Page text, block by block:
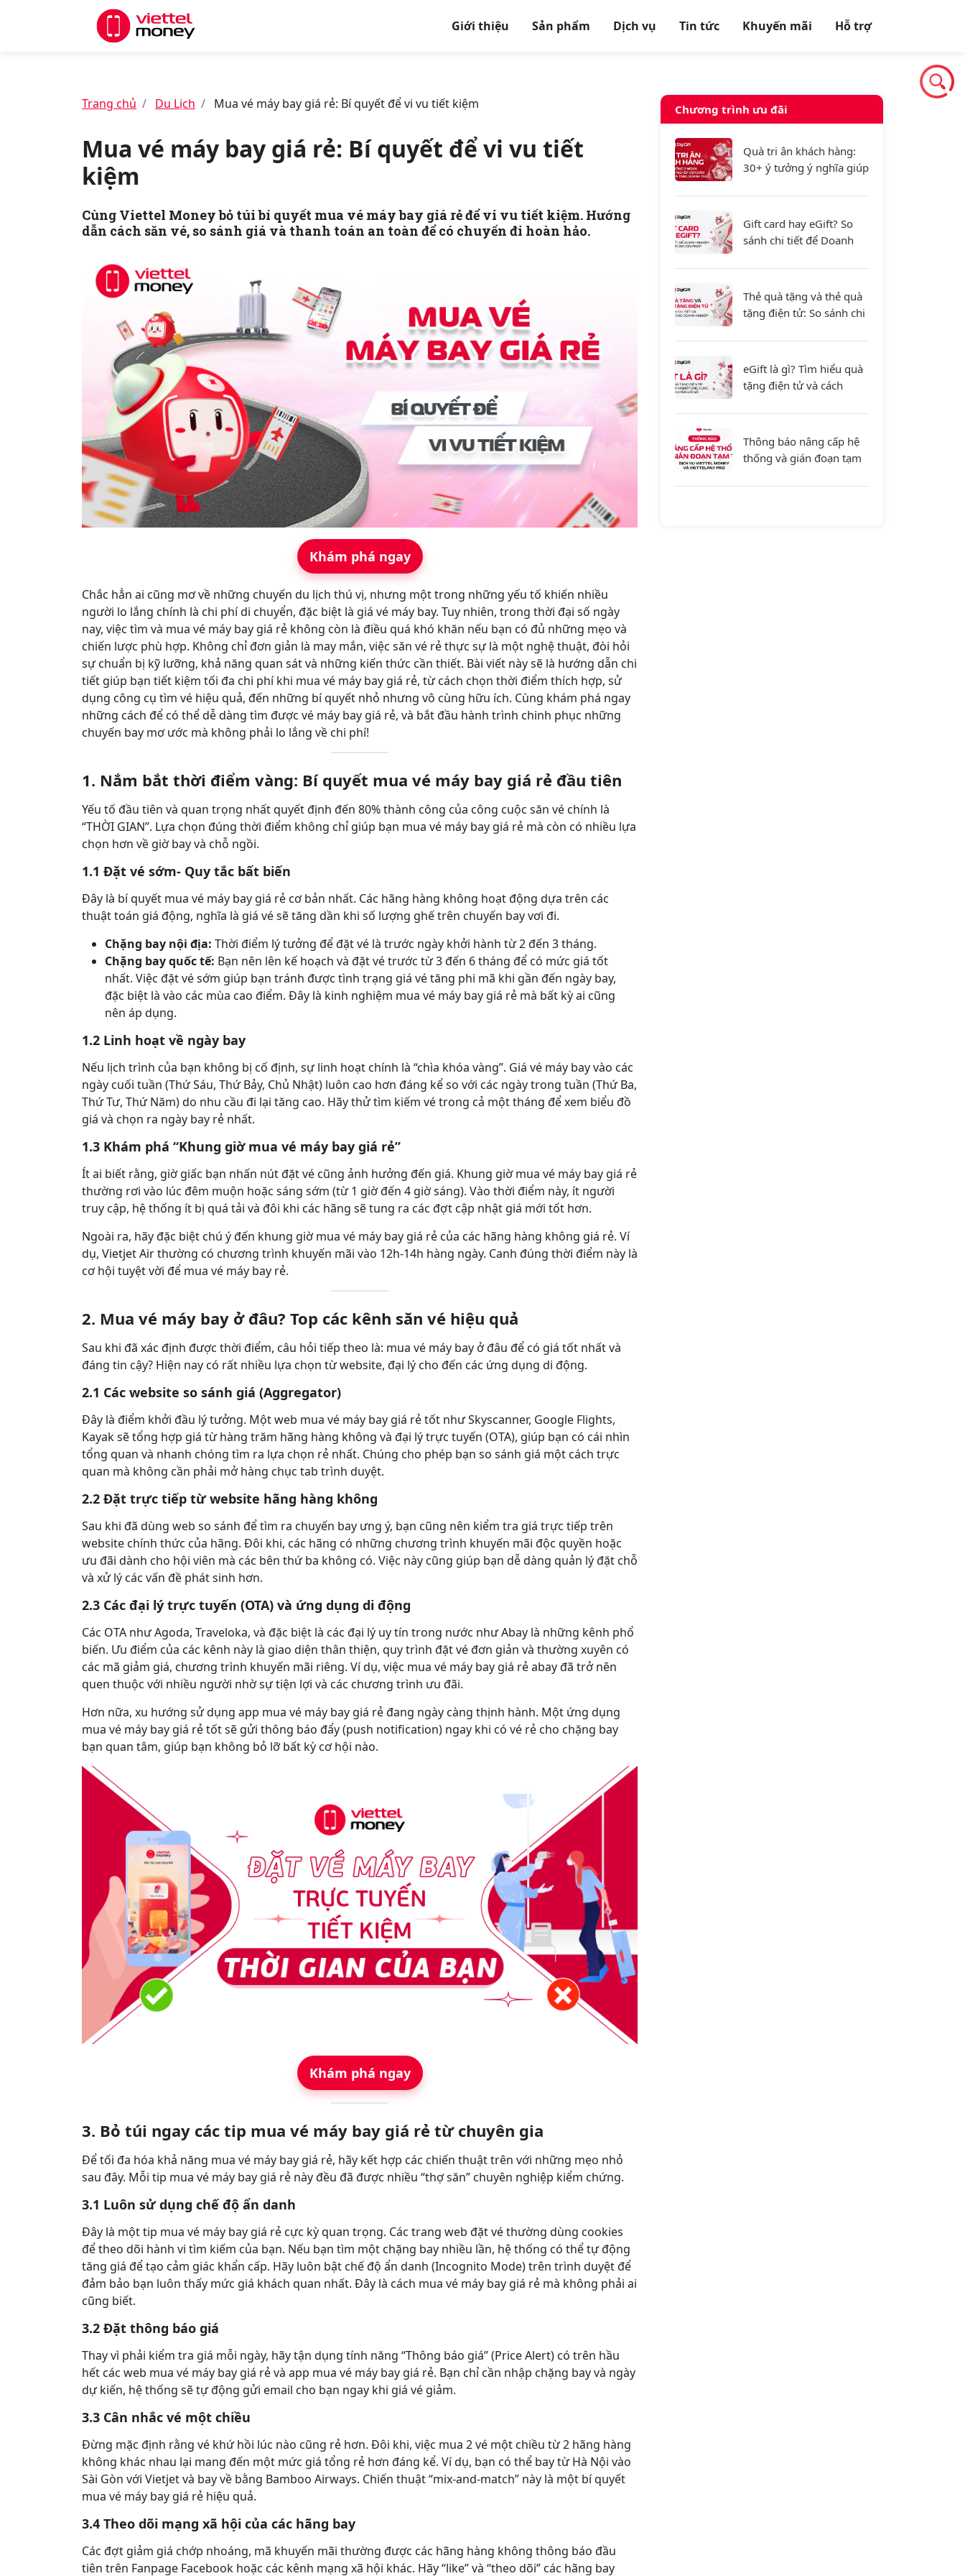
Giới thiệu Sản phẩm Dịch vụ Tin tức Khuyến mãi Hỗ trợ
Trang chủ Du Lịch Mua vé máy bay giá rẻ: Bí quyết để vi vu tiết kiệm
Mua vé máy bay giá rẻ: Bí quyết để vi vu tiết
kiệm
Cùng Viettel Money bỏ túi bí quyết mua vé máy bay giá rẻ để vi vu tiết kiệm. Hướng
dẫn cách săn vé, so sánh giá và thanh toán an toàn để có chuyến đi hoàn hảo.
Khám phá ngay
Chắc hẳn ai cũng mơ về những chuyến du lịch thú vị, nhưng một trong những yếu tố khiến nhiều
người lo lắng chính là chi phí di chuyển, đặc biệt là giá vé máy bay. Tuy nhiên, trong thời đại số ngày
nay, việc tìm và mua vé máy bay giá rẻ không còn là điều quá khó khăn nếu bạn có đủ những mẹo và
chiến lược phù hợp. Không chỉ đơn giản là may mắn, việc săn vé rẻ thực sự là một nghệ thuật, đòi hỏi
sự chuẩn bị kỹ lưỡng, khả năng quan sát và những kiến thức cần thiết. Bài viết này sẽ là hướng dẫn chi
tiết giúp bạn tiết kiệm tối đa chi phí khi mua vé máy bay giá rẻ, từ cách chọn thời điểm thích hợp, sử
dụng công cụ tìm vé hiệu quả, đến những bí quyết nhỏ nhưng vô cùng hữu ích. Cùng khám phá ngay
những cách để có thể dễ dàng tìm được vé máy bay giá rẻ, và bắt đầu hành trình chinh phục những
chuyến bay mơ ước mà không phải lo lắng về chi phí!
1. Nắm bắt thời điểm vàng: Bí quyết mua vé máy bay giá rẻ đầu tiên
Yếu tố đầu tiên và quan trọng nhất quyết định đến 80% thành công của công cuộc săn vé chính là
“THỜI GIAN”. Lựa chọn đúng thời điểm không chỉ giúp bạn mua vé máy bay giá rẻ mà còn có nhiều lựa
chọn hơn về giờ bay và chỗ ngồi.
1.1 Đặt vé sớm- Quy tắc bất biến
Đây là bí quyết mua vé máy bay giá rẻ cơ bản nhất. Các hãng hàng không hoạt động dựa trên các
thuật toán giá động, nghĩa là giá vé sẽ tăng dần khi số lượng ghế trên chuyến bay vơi đi.
Chặng bay nội địa: Thời điểm lý tưởng để đặt vé là trước ngày khởi hành từ 2 đến 3 tháng.
Chặng bay quốc tế: Bạn nên lên kế hoạch và đặt vé trước từ 3 đến 6 tháng để có mức giá tốt
nhất. Việc đặt vé sớm giúp bạn tránh được tình trạng giá vé tăng phi mã khi gần đến ngày bay,
đặc biệt là vào các mùa cao điểm. Đây là kinh nghiệm mua vé máy bay giá rẻ mà bất kỳ ai cũng
nên áp dụng.
1.2 Linh hoạt về ngày bay
Nếu lịch trình của bạn không bị cố định, sự linh hoạt chính là “chìa khóa vàng”. Giá vé máy bay vào các
ngày cuối tuần (Thứ Sáu, Thứ Bảy, Chủ Nhật) luôn cao hơn đáng kể so với các ngày trong tuần (Thứ Ba,
Thứ Tư, Thứ Năm) do nhu cầu đi lại tăng cao. Hãy thử tìm kiếm vé trong cả một tháng để xem biểu đồ
giá và chọn ra ngày bay rẻ nhất.
1.3 Khám phá “Khung giờ mua vé máy bay giá rẻ”
Ít ai biết rằng, giờ giấc bạn nhấn nút đặt vé cũng ảnh hưởng đến giá. Khung giờ mua vé máy bay giá rẻ
thường rơi vào lúc đêm muộn hoặc sáng sớm (từ 1 giờ đến 4 giờ sáng). Vào thời điểm này, ít người
truy cập, hệ thống ít bị quá tải và đôi khi các hãng sẽ tung ra các đợt cập nhật giá mới tốt hơn.
Ngoài ra, hãy đặc biệt chú ý đến khung giờ mua vé máy bay giá rẻ của các hãng hàng không giá rẻ. Ví
dụ, Vietjet Air thường có chương trình khuyến mãi vào 12h-14h hàng ngày. Canh đúng thời điểm này là
cơ hội tuyệt vời để mua vé máy bay rẻ.
2. Mua vé máy bay ở đâu? Top các kênh săn vé hiệu quả
Sau khi đã xác định được thời điểm, câu hỏi tiếp theo là: mua vé máy bay ở đâu để có giá tốt nhất và
đáng tin cậy? Hiện nay có rất nhiều lựa chọn từ website, đại lý cho đến các ứng dụng di động.
2.1 Các website so sánh giá (Aggregator)
Đây là điểm khởi đầu lý tưởng. Một web mua vé máy bay giá rẻ tốt như Skyscanner, Google Flights,
Kayak sẽ tổng hợp giá từ hàng trăm hãng hàng không và đại lý trực tuyến (OTA), giúp bạn có cái nhìn
tổng quan và nhanh chóng tìm ra lựa chọn rẻ nhất. Chúng cho phép bạn so sánh giá một cách trực
quan mà không cần phải mở hàng chục tab trình duyệt.
2.2 Đặt trực tiếp từ website hãng hàng không
Sau khi đã dùng web so sánh để tìm ra chuyến bay ưng ý, bạn cũng nên kiểm tra giá trực tiếp trên
website chính thức của hãng. Đôi khi, các hãng có những chương trình khuyến mãi độc quyền hoặc
ưu đãi dành cho hội viên mà các bên thứ ba không có. Việc này cũng giúp bạn dễ dàng quản lý đặt chỗ
và xử lý các vấn đề phát sinh hơn.
2.3 Các đại lý trực tuyến (OTA) và ứng dụng di động
Các OTA như Agoda, Traveloka, và đặc biệt là các đại lý uy tín trong nước như Abay là những kênh phổ
biến. Ưu điểm của các kênh này là giao diện thân thiện, quy trình đặt vé đơn giản và thường xuyên có
các mã giảm giá, chương trình khuyến mãi riêng. Ví dụ, việc mua vé máy bay giá rẻ abay đã trở nên
quen thuộc với nhiều người nhờ sự tiện lợi và các chương trình ưu đãi.
Hơn nữa, xu hướng sử dụng app mua vé máy bay giá rẻ đang ngày càng thịnh hành. Một ứng dụng
mua vé máy bay giá rẻ tốt sẽ gửi thông báo đẩy (push notification) ngay khi có vé rẻ cho chặng bay
bạn quan tâm, giúp bạn không bỏ lỡ bất kỳ cơ hội nào.
Khám phá ngay
3. Bỏ túi ngay các tip mua vé máy bay giá rẻ từ chuyên gia
Để tối đa hóa khả năng mua vé máy bay giá rẻ, hãy kết hợp các chiến thuật trên với những mẹo nhỏ
sau đây. Mỗi tip mua vé máy bay giá rẻ này đều đã được nhiều “thợ săn” chuyên nghiệp kiểm chứng.
3.1 Luôn sử dụng chế độ ẩn danh
Đây là một tip mua vé máy bay giá rẻ cực kỳ quan trọng. Các trang web đặt vé thường dùng cookies
để theo dõi hành vi tìm kiếm của bạn. Nếu bạn tìm một chặng bay nhiều lần, hệ thống có thể tự động
tăng giá để tạo cảm giác khẩn cấp. Hãy luôn bật chế độ ẩn danh (Incognito Mode) trên trình duyệt để
đảm bảo bạn luôn thấy mức giá khách quan nhất. Đây là cách mua vé máy bay giá rẻ mà không phải ai
cũng biết.
3.2 Đặt thông báo giá
Thay vì phải kiểm tra giá mỗi ngày, hãy tận dụng tính năng “Thông báo giá” (Price Alert) có trên hầu
hết các web mua vé máy bay giá rẻ và app mua vé máy bay giá rẻ. Bạn chỉ cần nhập chặng bay và ngày
dự kiến, hệ thống sẽ tự động gửi email cho bạn ngay khi giá vé giảm.
3.3 Cân nhắc vé một chiều
Đừng mặc định rằng vé khứ hồi lúc nào cũng rẻ hơn. Đôi khi, việc mua 2 vé một chiều từ 2 hãng hàng
không khác nhau lại mang đến một mức giá tổng rẻ hơn đáng kể. Ví dụ, bạn có thể bay từ Hà Nội vào
Sài Gòn với Vietjet và bay về bằng Bamboo Airways. Chiến thuật “mix-and-match” này là một bí quyết
mua vé máy bay giá rẻ hiệu quả.
3.4 Theo dõi mạng xã hội của các hãng bay
Các đợt giảm giá chớp nhoáng, mã khuyến mãi thường được các hãng hàng không thông báo đầu
tiên trên Fanpage Facebook hoặc các kênh mạng xã hội khác. Hãy “like” và “theo dõi” các hãng bay
Chương trình ưu đãi
Quà tri ân khách hàng:
30+ ý tưởng ý nghĩa giúp
khách hàng và tăng
doanh thu
Gift card hay eGift? So
sánh chi tiết để Doanh
giải pháp
Thẻ quà tặng và thẻ quà
tặng điện tử: So sánh chi
doanh nghiệp
eGift là gì? Tìm hiểu quà
tặng điện tử và cách
trong chuyển đổi số
Thông báo nâng cấp hệ
thống và gián đoạn tạm
Money và ViettelPay Pro